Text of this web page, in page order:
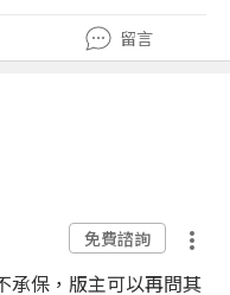
留言
免費諮詢
承保，版主可以再問其